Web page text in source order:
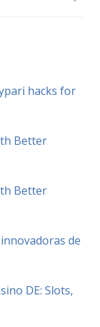
hacks for
Better
Better
de
DE: Slots,